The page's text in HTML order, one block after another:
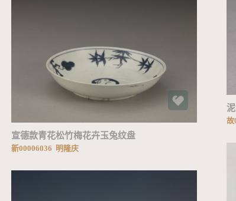
加载中...
宣德款青花松竹梅花卉玉兔纹盘
新00006036 明隆庆
故